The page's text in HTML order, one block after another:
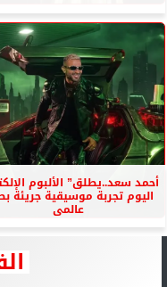
أحمد سعد..يطلق” الألبوم
اليوم تجربة موسيقية جريئة
عالمى